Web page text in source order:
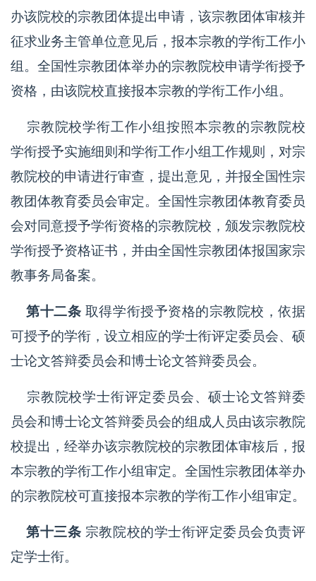
办该院校的宗教团体提出申请，该宗教团体审核并
征求业务主管单位意见后，报本宗教的学衔工作小
组。全国性宗教团体举办的宗教院校申请学衔授予
资格，由该院校直接报本宗教的学衔工作小组。
宗教院校学衔工作小组按照本宗教的宗教院校
学衔授予实施细则和学衔工作小组工作规则，对宗
教院校的申请进行审查，提出意见，并报全国性宗
教团体教育委员会审定。全国性宗教团体教育委员
会对同意授予学衔资格的宗教院校，颁发宗教院校
学衔授予资格证书，并由全国性宗教团体报国家宗
教事务局备案。
第十二条 取得学衔授予资格的宗教院校，依据
可授予的学衔，设立相应的学士衔评定委员会、硕
士论文答辩委员会和博士论文答辩委员会。
宗教院校学士衔评定委员会、硕士论文答辩委
员会和博士论文答辩委员会的组成人员由该宗教院
校提出，经举办该宗教院校的宗教团体审核后，报
本宗教的学衔工作小组审定。全国性宗教团体举办
的宗教院校可直接报本宗教的学衔工作小组审定。
第十三条 宗教院校的学士衔评定委员会负责评
定学士衔。